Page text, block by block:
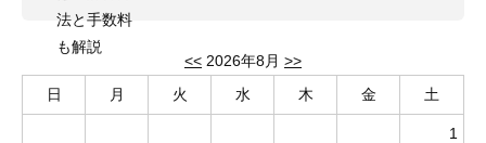
<< 2026年8月 >>
日
月 火 水 木 金 土
1